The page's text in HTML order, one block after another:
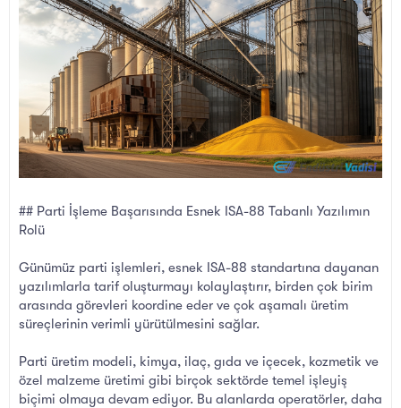
a
n
i
h
i
## Parti İşleme Başarısında Esnek ISA-88 Tabanlı Yazılımın
Rolü
Günümüz parti işlemleri, esnek ISA-88 standartına dayanan
yazılımlarla tarif oluşturmayı kolaylaştırır, birden çok birim
arasında görevleri koordine eder ve çok aşamalı üretim
süreçlerinin verimli yürütülmesini sağlar.
Parti üretim modeli, kimya, ilaç, gıda ve içecek, kozmetik ve
özel malzeme üretimi gibi birçok sektörde temel işleyiş
biçimi olmaya devam ediyor. Bu alanlarda operatörler, daha